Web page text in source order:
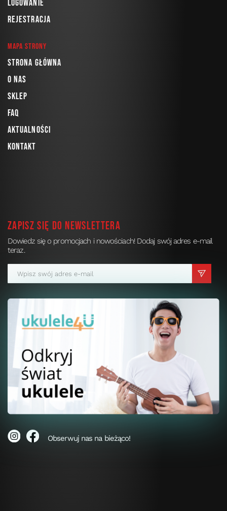
Logowanie
Rejestracja
Mapa strony
Strona główna
O nas
Sklep
FAQ
Aktualności
Kontakt
Zapisz się do newslettera
Dowiedz się o promocjach i nowościach! Dodaj swój adres e-mail
teraz.
Obserwuj nas na bieżąco!